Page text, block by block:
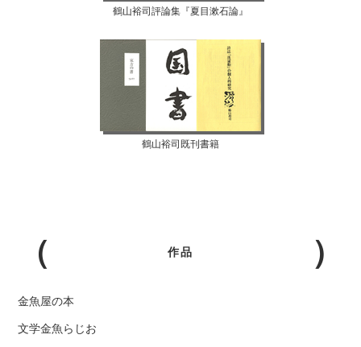
鶴山裕司評論集『夏目漱石論』
鶴山裕司既刊書籍
作品
金魚屋の本
文学金魚らじお